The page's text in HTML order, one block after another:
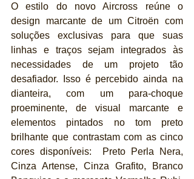
O estilo do novo Aircross reúne o
design marcante de um Citroën com
soluções exclusivas para que suas
linhas e traços sejam integrados às
necessidades de um projeto tão
desafiador. Isso é percebido ainda na
dianteira, com um para-choque
proeminente, de visual marcante e
elementos pintados no tom preto
brilhante que contrastam com as cinco
cores disponíveis:  Preto Perla Nera,
Cinza Artense, Cinza Grafito, Branco